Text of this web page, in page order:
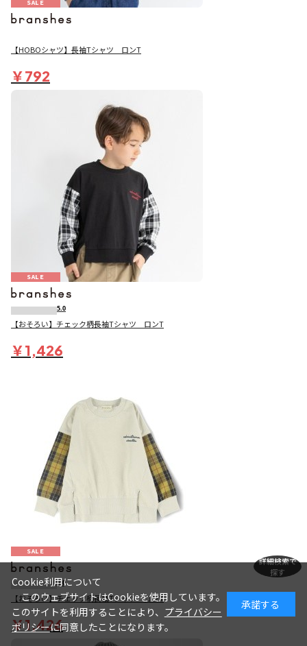
SALE
【HOBOシャツ】長袖Tシャツ ロンT
￥792
SALE
5.0
【おそろい】チェック柄長袖Tシャツ ロンT
￥1,426
SALE
5.0
【おそろい】チェック柄長袖Tシャツ ロンT
￥1,426
詳細検索で
探す
Cookie利用について
このウェブサイトはCookieを使用しています。
このサイトを利用することにより、 プライバシー
ポリシーに同意したことになります。
承諾する